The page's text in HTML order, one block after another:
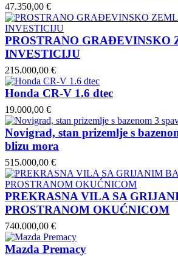
47.350,00 €
PROSTRANO GRAĐEVINSKO
INVESTICIJU
215.000,00 €
Honda CR-V 1.6 dtec
19.000,00 €
Novigrad, stan prizemlje s
blizu mora
515.000,00 €
PREKRASNA VILA SA
PROSTRANOM OKUĆNICOM
740.000,00 €
Mazda Premacy